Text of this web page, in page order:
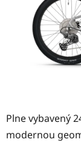
Plne vybavený
modernou